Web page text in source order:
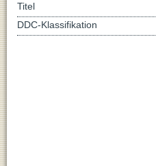
Titel
DDC-Klassifikation